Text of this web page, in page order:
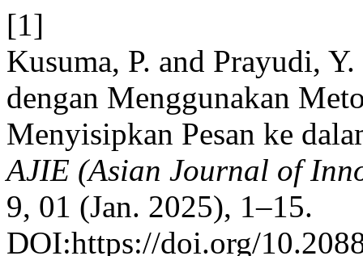
[1]
Kusuma, P. and Prayudi,
dengan Menggunakan
Menyisipkan Pesan ke
AJIE (Asian Journal of
9, 01 (Jan. 2025), 1–15.
DOI:https://doi.org/